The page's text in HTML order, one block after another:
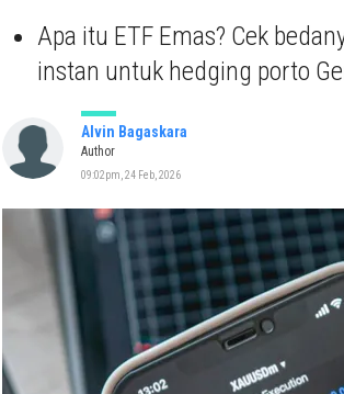
Apa itu ETF Emas? Cek
instan untuk hedging porto
Alvin Bagaskara
Author
09:02pm, 24 Feb, 2026